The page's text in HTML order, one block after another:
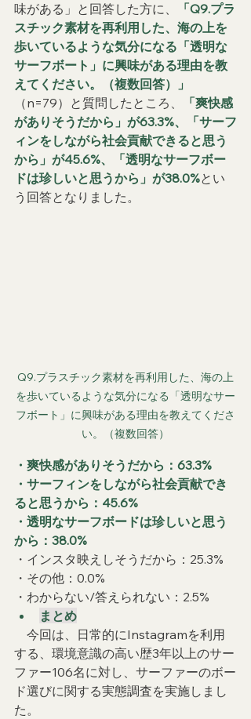
味がある」と回答した方に、
「Q9.プラ
スチック素材を再利用した、海の上を
歩いているような気分になる「透明な
サーフボート」に興味がある理由を教
えてください。（複数回答）」
（n=79）と質問したところ、
「爽快感
がありそうだから」が63.3%、「サーフ
ィンをしながら社会貢献できると思う
から」が45.6%、「透明なサーフボー
ドは珍しいと思うから」が38.0%とい
う回答となりました。
Q9.プラスチック素材を再利用した、海の上
を歩いているような気分になる「透明なサー
フボート」に興味がある理由を教えてくださ
い。（複数回答）
・爽快感がありそうだから：63.3%
・サーフィンをしながら社会貢献でき
ると思うから：45.6%
・透明なサーフボードは珍しいと思う
から：38.0%
・インスタ映えしそうだから：25.3%
・その他：0.0%
・わからない/答えられない：2.5%
まとめ
今回は、日常的にInstagramを利用
する、環境意識の高い歴3年以上のサー
ファー106名に対し、サーファーのボー
ド選びに関する実態調査を実施しまし
た。